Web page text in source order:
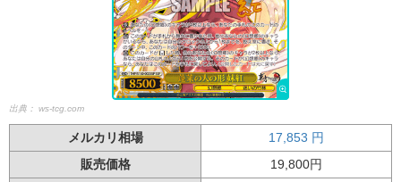
出典： ws-tcg.com
メルカリ相場 17,853 円
販売価格
19,800円